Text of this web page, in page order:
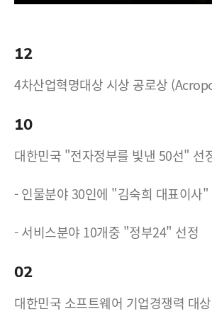
12
4차산업혁명대상 시상 공로상
10
대한민국 "전자정부를 빛낸 50선" 선
- 인물분야 30인에 "김숙희 대표이사"
- 서비스분야 10개중 "정부24" 선정
02
대한민국 소프트웨어 기업경쟁력 대